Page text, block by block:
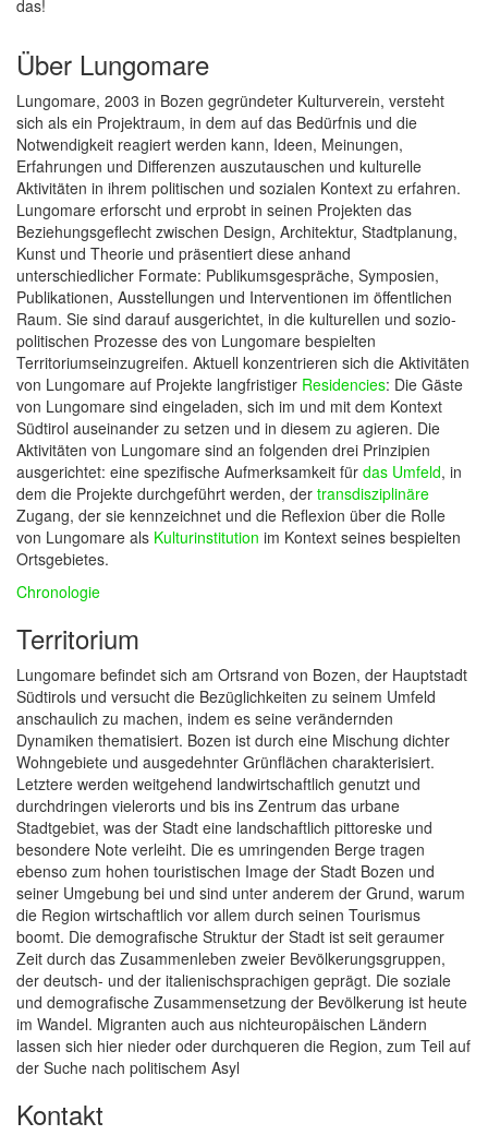
das!
Über Lungomare
Lungomare, 2003 in Bozen gegründeter Kulturverein, versteht
sich als ein Projektraum, in dem auf das Bedürfnis und die
Notwendigkeit reagiert werden kann, Ideen, Meinungen,
Erfahrungen und Differenzen auszutauschen und kulturelle
Aktivitäten in ihrem politischen und sozialen Kontext zu erfahren.
Lungomare erforscht und erprobt in seinen Projekten das
Beziehungsgeflecht zwischen Design, Architektur, Stadtplanung,
Kunst und Theorie und präsentiert diese anhand
unterschiedlicher Formate: Publikumsgespräche, Symposien,
Publikationen, Ausstellungen und Interventionen im öffentlichen
Raum. Sie sind darauf ausgerichtet, in die kulturellen und sozio-
politischen Prozesse des von Lungomare bespielten
Territoriumseinzugreifen. Aktuell konzentrieren sich die Aktivitäten
von Lungomare auf Projekte langfristiger Residencies: Die Gäste
von Lungomare sind eingeladen, sich im und mit dem Kontext
Südtirol auseinander zu setzen und in diesem zu agieren. Die
Aktivitäten von Lungomare sind an folgenden drei Prinzipien
ausgerichtet: eine spezifische Aufmerksamkeit für das Umfeld, in
dem die Projekte durchgeführt werden, der transdisziplinäre
Zugang, der sie kennzeichnet und die Reflexion über die Rolle
von Lungomare als Kulturinstitution im Kontext seines bespielten
Ortsgebietes.
Chronologie
Territorium
Lungomare befindet sich am Ortsrand von Bozen, der Hauptstadt
Südtirols und versucht die Bezüglichkeiten zu seinem Umfeld
anschaulich zu machen, indem es seine verändernden
Dynamiken thematisiert. Bozen ist durch eine Mischung dichter
Wohngebiete und ausgedehnter Grünflächen charakterisiert.
Letztere werden weitgehend landwirtschaftlich genutzt und
durchdringen vielerorts und bis ins Zentrum das urbane
Stadtgebiet, was der Stadt eine landschaftlich pittoreske und
besondere Note verleiht. Die es umringenden Berge tragen
ebenso zum hohen touristischen Image der Stadt Bozen und
seiner Umgebung bei und sind unter anderem der Grund, warum
die Region wirtschaftlich vor allem durch seinen Tourismus
boomt. Die demografische Struktur der Stadt ist seit geraumer
Zeit durch das Zusammenleben zweier Bevölkerungsgruppen,
der deutsch- und der italienischsprachigen geprägt. Die soziale
und demografische Zusammensetzung der Bevölkerung ist heute
im Wandel. Migranten auch aus nichteuropäischen Ländern
lassen sich hier nieder oder durchqueren die Region, zum Teil auf
der Suche nach politischem Asyl
Kontakt